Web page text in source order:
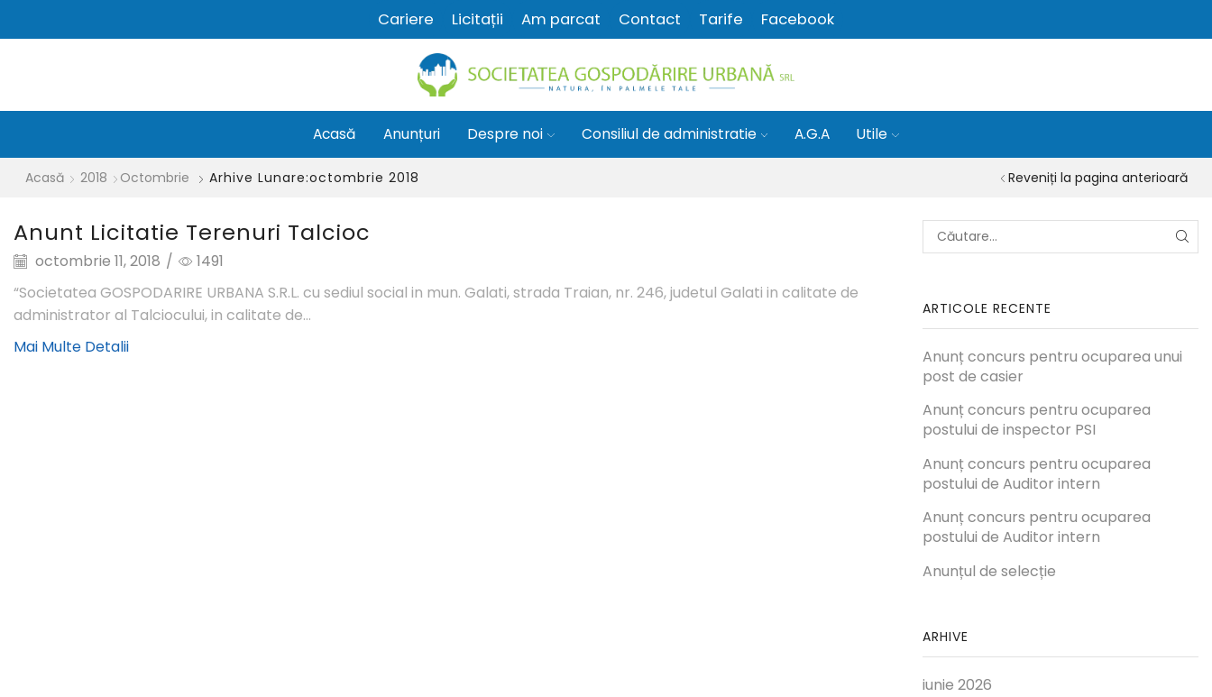
Cariere Licitații Am parcat Contact Tarife Facebook
Acasă Anunțuri Despre noi Consiliul de administratie A.G.A Utile
Reveniți la pagina anterioară
Acasă 2018 Octombrie Arhive Lunare:octombrie 2018
Anunt Licitatie Terenuri Talcioc
octombrie 11, 2018 /
1491
“Societatea GOSPODARIRE URBANA S.R.L. cu sediul social in mun. Galati, strada Traian, nr. 246, judetul Galati in calitate de
administrator al Talciocului, in calitate de...
Mai Multe Detalii
ARTICOLE RECENTE
Anunț concurs pentru ocuparea unui
post de casier
Anunț concurs pentru ocuparea
postului de inspector PSI
Anunț concurs pentru ocuparea
postului de Auditor intern
Anunț concurs pentru ocuparea
postului de Auditor intern
Anunțul de selecție
ARHIVE
iunie 2026